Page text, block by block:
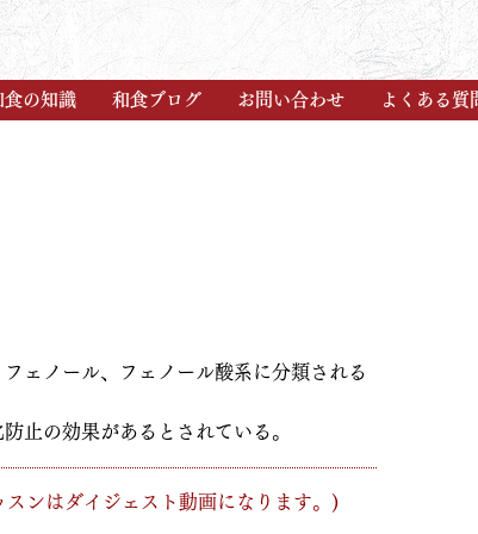
食の知識 和食ブログ お問い合わせ よくある質
ェノール、フェノール酸系に分類される
止の効果があるとされている。
スンはダイジェスト動画になります。)